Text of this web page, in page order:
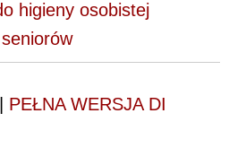
higieny osobistej
PEŁNA WERSJA DI